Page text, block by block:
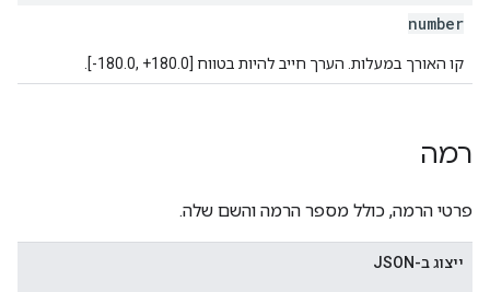
number
קו האורך במעלות. הערך חייב להיות בטווח [‎-180.0, ‎+180.0].
רמה
פרטי הרמה, כולל מספר הרמה והשם שלה.
ייצוג ב-JSON